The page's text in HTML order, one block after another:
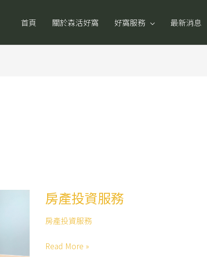
首頁 關於森活好窩 好窩服務 最新消息
房產投資服務
房產投資服務
房
資
Read More »